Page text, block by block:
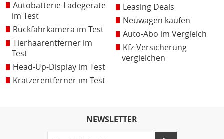
Autobatterie-Ladegeräte
im Test
Rückfahrkamera im Test
Tierhaarentferner im
Test
Head-Up-Display im Test
Kratzerentferner im Test
Leasing Deals
Neuwagen kaufen
Auto-Abo im Vergleich
Kfz-Versicherung
vergleichen
NEWSLETTER